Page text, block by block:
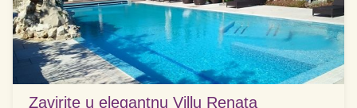
Zavirite u elegantnu Villu Renata